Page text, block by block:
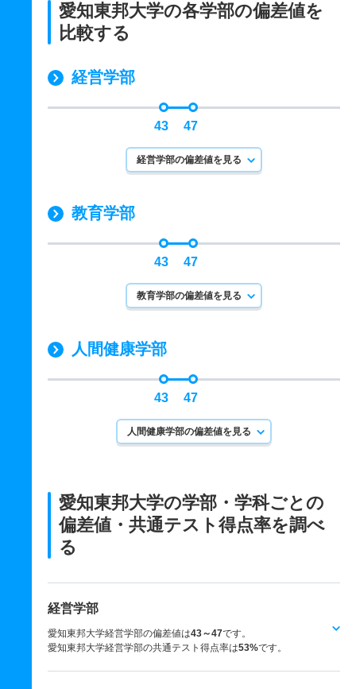
愛知東邦大学の各学部の偏差値を
比較する
経営学部
43 47
経営学部の偏差値を見る
教育学部
43 47
教育学部の偏差値を見る
人間健康学部
43 47
人間健康学部の偏差値を見る
愛知東邦大学の学部・学科ごとの
偏差値・共通テスト得点率を調べ
る
経営学部
愛知東邦大学経営学部の偏差値は43～47です。
愛知東邦大学経営学部の共通テスト得点率は53%です。